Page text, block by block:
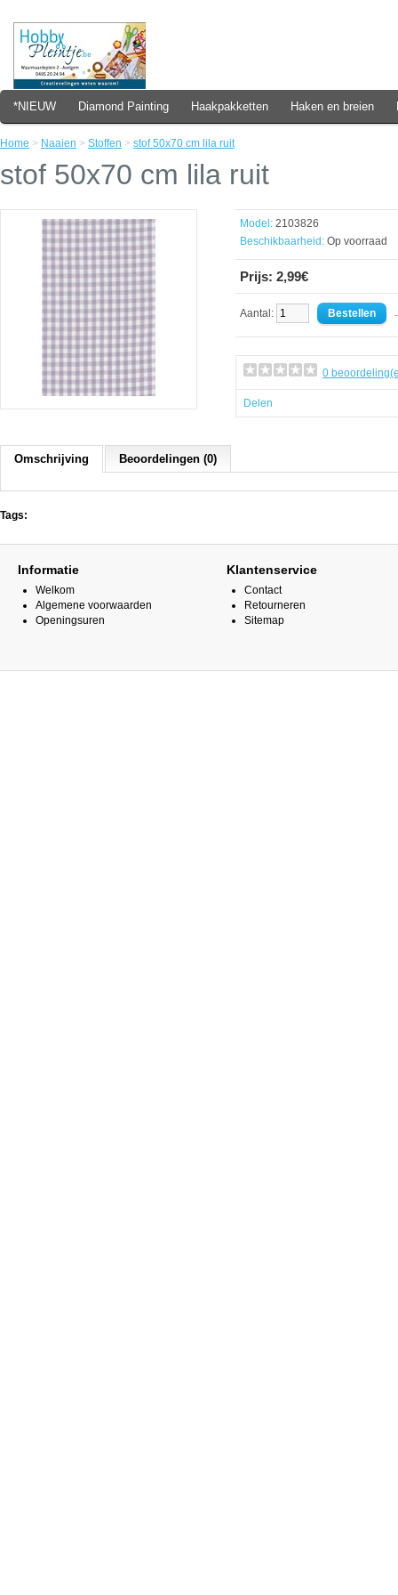
*NIEUW Diamond Painting Haakpakketten Haken en breien
Home > Naaien > Stoffen > stof 50x70 cm lila ruit
stof 50x70 cm lila ruit
Model: 2103826
Beschikbaarheid: Op voorraad
Prijs: 2,99€
Aantal:
0
Delen
Omschrijving Beoordelingen (0)
Tags:
Informatie
Welkom
Algemene voorwaarden
Openingsuren
Klantenservice
Contact
Retourneren
Sitemap